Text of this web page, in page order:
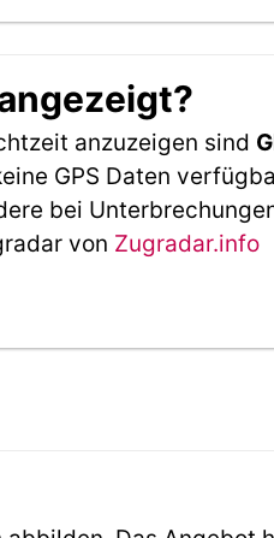
anzuzeigen sind
GPS Daten
bei
von Zugradar.info